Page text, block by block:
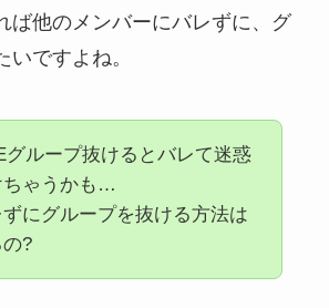
ば他のメンバーにバレずに、グ
いですよね。
グループ抜けるとバレて迷惑
ちゃうかも…
にグループを抜ける方法は
?